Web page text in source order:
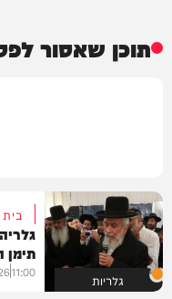
תוכן שאסור
גלריות
תימן
11:00